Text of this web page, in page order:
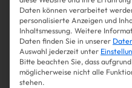
Win Win
Daten können verarbeitet
personalisierte Anzeigen und
Inhaltsmessung. Weitere
Daten finden Sie in unserer
Auswahl jederzeit unter
Bitte beachten Sie, dass
möglicherweise nicht alle
stehen.